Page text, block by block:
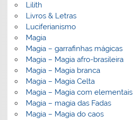
Lilith
Livros & Letras
Luciferianismo
Magia
Magia – garrafinhas mágicas
Magia – Magia afro-brasileira
Magia – Magia branca
Magia – Magia Celta
Magia – Magia com elementais
Magia – magia das Fadas
Magia – Magia do caos